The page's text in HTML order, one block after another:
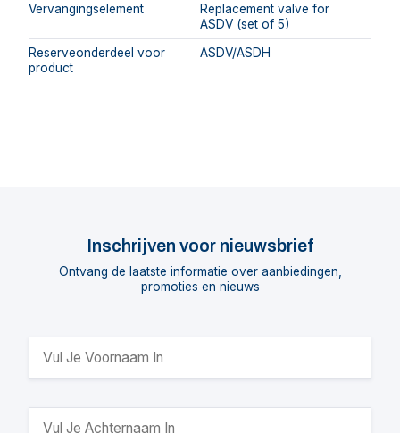
Vervangingselement
Replacement valve for
ASDV (set of 5)
Reserveonderdeel voor
product
ASDV/ASDH
Inschrijven voor nieuwsbrief
Ontvang de laatste informatie over aanbiedingen,
promoties en nieuws